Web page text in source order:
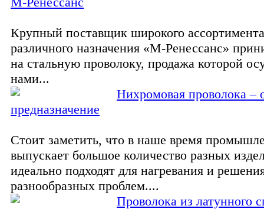
Крупный поставщик широкого
различного назначения «М-Ренессанс»
на стальную проволоку, продажа которой
нами...
Нихромовая проволока –
предназначение
Стоит заметить, что в наше время
выпускает большое количество разных
идеально подходят для нагревания и
разнообразных проблем....
Проволока из латунного